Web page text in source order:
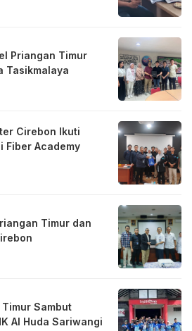
Priangan Timur
Tasikmalaya
Cirebon Ikuti
Fiber Academy
Timur dan
Sambut
Al Huda Sariwangi